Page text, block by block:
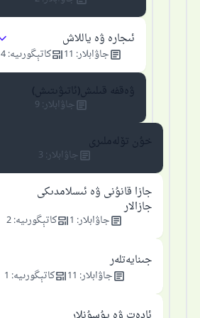
ئىجارە ۋە ياللاش
جاۋابلار:
11 كاتېگورىيە:
4
ۋەقفە قىلىش(ئاتىۋىتىش)
جاۋابلار:
9
خۇن تۆلەملىرى
جاۋابلار:
3
جازا قانۇنى ۋە ئىسلامدىكى
جازالار
جاۋابلار:
1 كاتېگورىيە:
2
جىنايەتلەر
جاۋابلار:
11 كاتېگورىيە:
1